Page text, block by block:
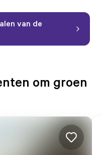
van de
om groen